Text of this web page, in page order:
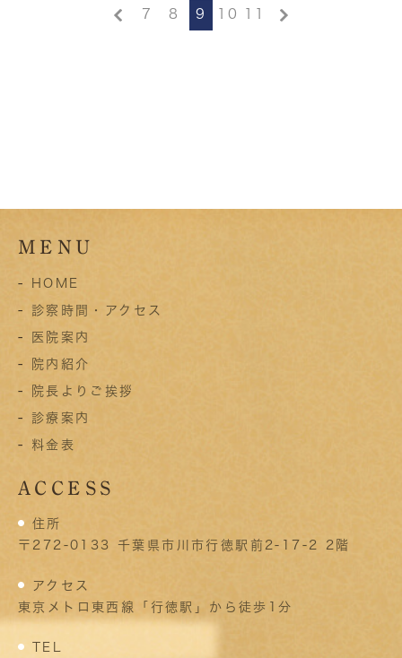
7 8 9 10
MENU
- HOME
- 診察時間・アクセス
- 医院案内
- 院内紹介
- 院長よりご挨拶
- 診療案内
- 料金表
ACCESS
住所
〒272-0133 千葉県市川市行徳駅前2-17-2 2階
アクセス
東京メトロ東西線「行徳駅」から徒歩1分
TEL